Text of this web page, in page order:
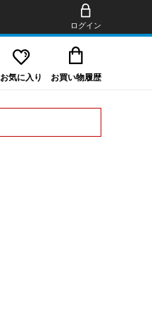
ログイン
お気に入り お買い物履歴